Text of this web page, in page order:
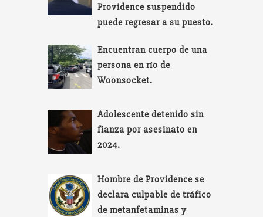
Providence suspendido
puede regresar a su puesto.
Encuentran cuerpo de una
persona en río de
Woonsocket.
Adolescente detenido sin
fianza por asesinato en
2024.
Hombre de Providence se
declara culpable de tráfico
de metanfetaminas y